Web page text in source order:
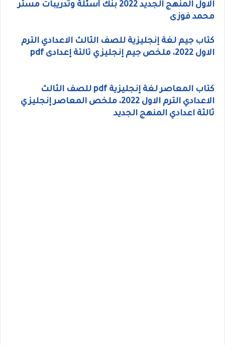
الاول المنهج الجديد 2022 بنك أسئلة وتدريبات مستر
محمد فوزى
كتاب جيم لغة إنجليزية للصف الثالث الاعدادي الترم
الاول 2022، ملخص جيم إنجليزي تالتة إعدادى pdf
كتاب المعاصر لغة إنجليزية pdf للصف الثالث
الاعدادي الترم الاول 2022، ملخص المعاصر إنجليزي
ثالثة اعدادي المنهج الجديد